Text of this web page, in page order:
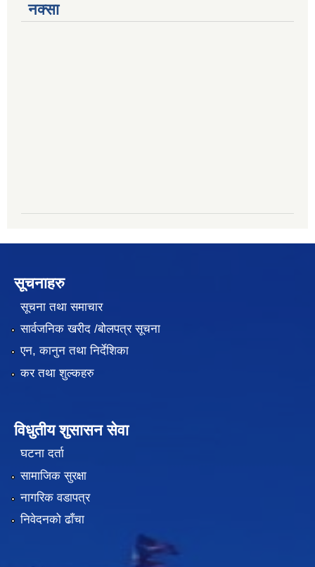
नक्सा
सूचनाहरु
सूचना तथा समाचार
सार्वजनिक खरीद /बोलपत्र सूचना
एन, कानुन तथा निर्देशिका
कर तथा शुल्कहरु
विधुतीय शुसासन सेवा
घटना दर्ता
सामाजिक सुरक्षा
नागरिक वडापत्र
निवेदनको ढाँचा